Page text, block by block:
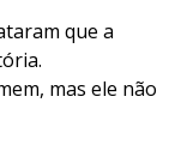
que a
mas ele não